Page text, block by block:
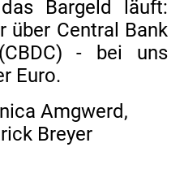
Bargeld läuft:
über Central Bank
- bei uns
Euro.
Amgwerd,
Breyer